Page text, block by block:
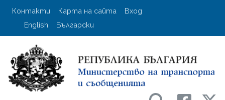
Премини
User account menu
Контакти Карта на сайта
Вход
English
Български